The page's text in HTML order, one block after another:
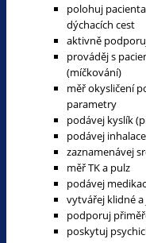
polohuj
dýchacích cest
aktivně
prováděj s
(míčkování)
měř okysličení
parametry
podávej kyslík
podávej
zaznamenávej
měř TK a pulz
podávej
vytvářej klidné
podporuj
poskytuj